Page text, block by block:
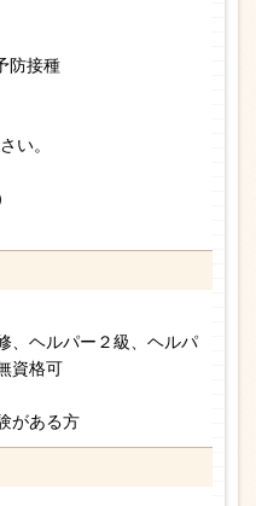
防接種
い。
、ヘルパー２級、ヘルパ
資格可
がある方